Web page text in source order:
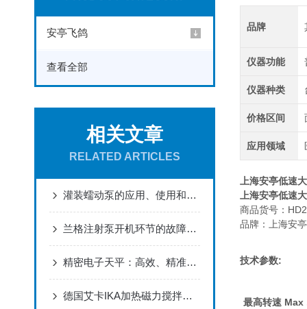
安亭飞鸽
查看全部
相关文章
RELATED ARTICLES
灌装蠕动泵的应用、使用和市场前景分析
兰格注射泵开机环节的故障处理方法
精密电子天平：高效、精准的实验室“神器”
德国艾卡IKA加热磁力搅拌器与恒温磁力搅拌器一样的吗？
品牌
仪器功能
仪器种类
价格区间
应用领域
上海安亭低速
上海安亭低速
商品货号：
品牌：上海安
技术参数:
最高转速 Max